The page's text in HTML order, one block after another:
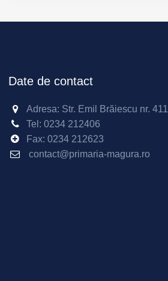
Date de contact
Adresa: Str. Emil Brăiescu nr. 411
Tel: 0234 212406
Fax: 0234 212623
contact@primaria-magura.ro